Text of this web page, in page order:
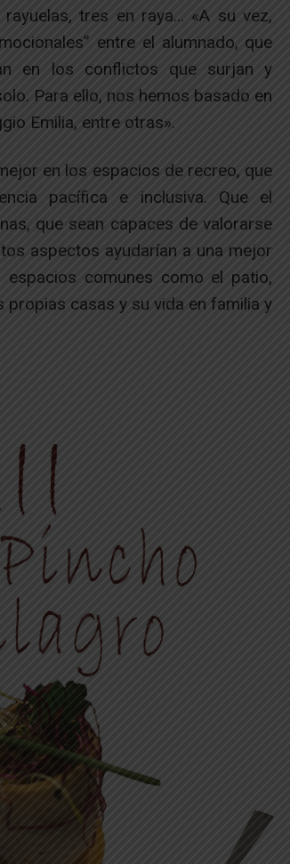
tres en raya… «A su vez,
entre el alumnado, que
en los conflictos que surjan y
Para ello, nos hemos basado en
Emilia, entre otras».
en los espacios de recreo, que
pacífica e inclusiva. Que el
que sean capaces de valorarse
aspectos ayudarían a una mejor
comunes como el patio,
casas y su vida en familia y